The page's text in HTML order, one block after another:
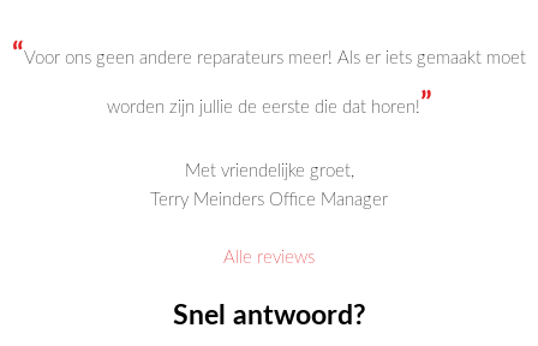
“Voor ons geen andere reparateurs meer! Als er iets gemaakt moet
worden zijn jullie de eerste die dat horen! ”
Met vriendelijke groet,
Terry Meinders Office Manager
Alle reviews
Snel antwoord?